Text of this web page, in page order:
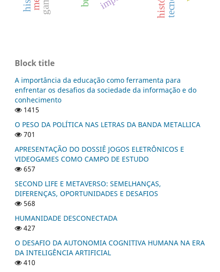
Block title
A importância da educação como ferramenta para
enfrentar os desafios da sociedade da informação e do
conhecimento
1415
O PESO DA POLÍTICA NAS LETRAS DA BANDA METALLICA
701
APRESENTAÇÃO DO DOSSIÊ JOGOS ELETRÔNICOS E
VIDEOGAMES COMO CAMPO DE ESTUDO
657
SECOND LIFE E METAVERSO: SEMELHANÇAS,
DIFERENÇAS, OPORTUNIDADES E DESAFIOS
568
HUMANIDADE DESCONECTADA
427
O DESAFIO DA AUTONOMIA COGNITIVA HUMANA NA ERA
DA INTELIGÊNCIA ARTIFICIAL
410